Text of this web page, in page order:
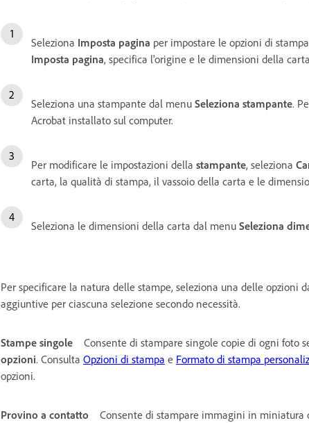
Seleziona Imposta pagina per impostare le opzioni di
Imposta pagina, specifica l'origine e le dimensioni della
Seleziona una stampante dal menu Seleziona stampante.
Acrobat installato sul computer.
Per modificare le impostazioni della stampante, seleziona
carta, la qualità di stampa, il vassoio della carta e le
Seleziona le dimensioni della carta dal menu Seleziona
Per specificare la natura delle stampe, seleziona una delle opzioni
aggiuntive per ciascuna selezione secondo necessità.
Stampe singole Consente di stampare singole copie di ogni foto
opzioni. Consulta Opzioni di stampa e Formato di stampa
opzioni.
Provino a contatto
Consente di stampare immagini in miniatura